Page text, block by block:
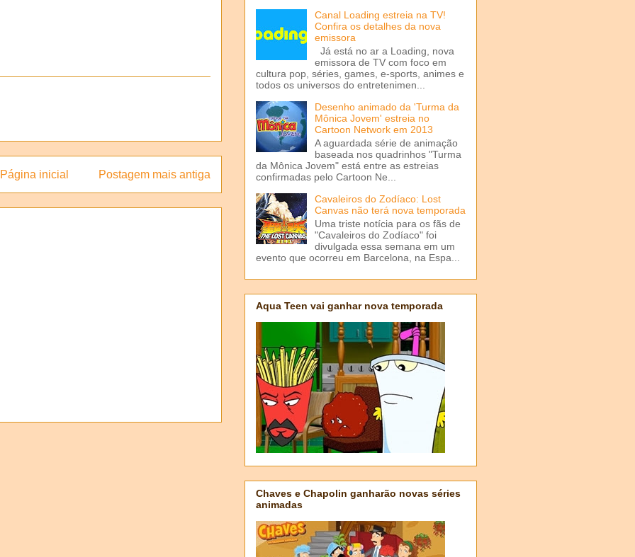
Postagem mais antiga
Página inicial
Canal Loading estreia na TV!
Confira os detalhes da nova
emissora
Já está no ar a Loading, nova
emissora de TV com foco em
cultura pop, séries, games, e-sports, animes e
todos os universos do entretenimen...
Desenho animado da 'Turma da
Mônica Jovem' estreia no
Cartoon Network em 2013
A aguardada série de animação
baseada nos quadrinhos "Turma
da Mônica Jovem" está entre as estreias
confirmadas pelo Cartoon Ne...
Cavaleiros do Zodíaco: Lost
Canvas não terá nova temporada
Uma triste notícia para os fãs de
"Cavaleiros do Zodíaco" foi
divulgada essa semana em um
evento que ocorreu em Barcelona, na Espa...
Aqua Teen vai ganhar nova temporada
Chaves e Chapolin ganharão novas séries
animadas